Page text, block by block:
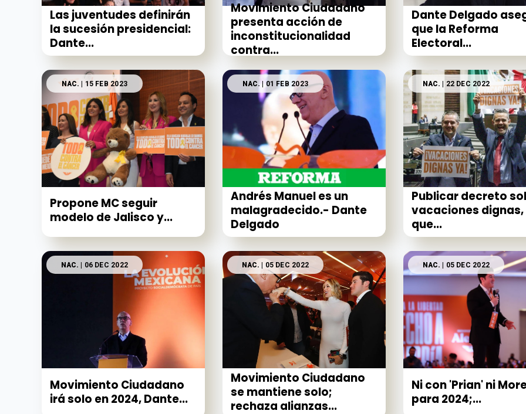
Las juventudes definirán
la sucesión presidencial:
Dante...
Movimiento Ciudadano
presenta acción de
inconstitucionalidad
contra...
Dante Delgado
que la Reforma
Electoral...
NAC. | 15 FEB 2023
Propone MC seguir
modelo de Jalisco y...
NAC.| 01 FEB 2023
Andrés Manuel es un
malagradecido.- Dante
Delgado
NAC. | 22 DEC 2022
Publicar decreto
vacaciones
que...
NAC. | 06 DEC 2022
Movimiento Ciudadano
irá solo en 2024, Dante...
NAC. | 05 DEC 2022
Movimiento Ciudadano
se mantiene solo;
rechaza alianzas...
NAC. | 05 DEC 2022
Ni con 'Prian' ni
para 2024;...